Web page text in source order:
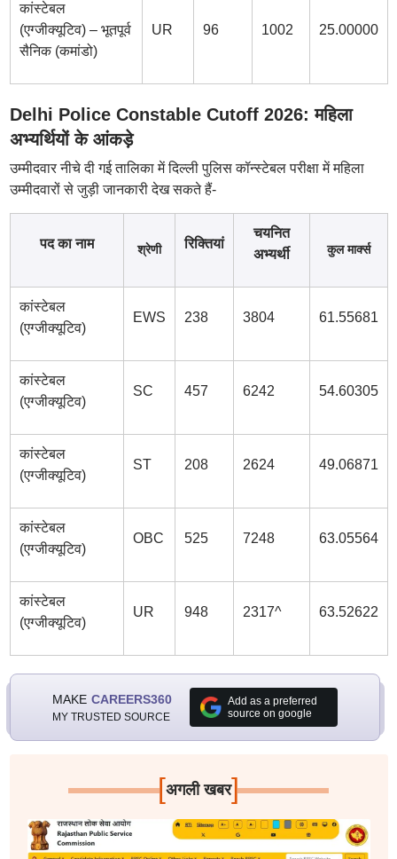
कांस्टेबल
(एग्जीक्यूटिव) – भूतपूर्व
सैनिक (कमांडो)
UR 96 1002 25.00000
Delhi Police Constable Cutoff 2026: महिला
अभ्यर्थियों के आंकड़े
उम्मीदवार नीचे दी गई तालिका में दिल्ली पुलिस कॉन्स्टेबल परीक्षा में महिला
उम्मीदवारों से जुड़ी जानकारी देख सकते हैं-
पद का नाम श्रेणी रिक्तियां
चयनित
अभ्यर्थी
कुल मार्क्स
कांस्टेबल
(एग्जीक्यूटिव)
EWS 238 3804 61.55681
कांस्टेबल
(एग्जीक्यूटिव)
SC 457 6242 54.60305
कांस्टेबल
(एग्जीक्यूटिव)
ST 208 2624 49.06871
कांस्टेबल
(एग्जीक्यूटिव)
OBC 525 7248 63.05564
कांस्टेबल
(एग्जीक्यूटिव)
UR 948 2317^ 63.52622
MAKE CAREERS360
MY TRUSTED SOURCE
Add as a preferred
source on google
[अगली खबर]